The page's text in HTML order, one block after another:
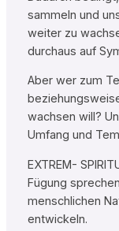
sammeln und
weiter zu
durchaus auf
Aber wer zum
wachsen will?
Umfang und
EXTREM-
Fügung
menschlichen
entwickeln.